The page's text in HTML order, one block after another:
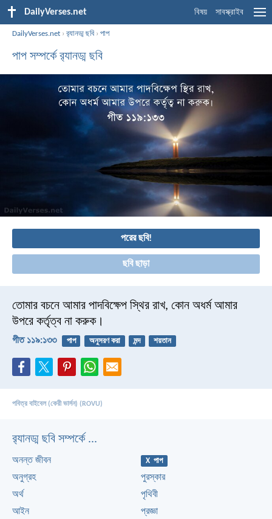
DailyVerses.net বিষয় সাবস্ক্রাইব
DailyVerses.net ›র‌্যানড্ম ছবি ›পাপ
পাপ সম্পর্কে র‌্যানড্ম ছবি
পরের ছবি!
ছবি ছাড়া
তোমার বচনে আমার পাদবিক্ষেপ স্থির রাখ, কোন অধর্ম আমার
উপরে কর্তৃত্ব না করুক।
গীত ১১৯:১৩৩ পাপ অনুসরণ করা মন্দ শয়তান
পবিত্র বাইবেল (কেরী ভার্সন) (ROVU)
র‌্যানড্ম ছবি সম্পর্কে ...
অনন্ত জীবন
অনুগ্রহ
অর্থ
আইন
X পাপ
পুরস্কার
পৃথিবী
প্রজ্ঞা